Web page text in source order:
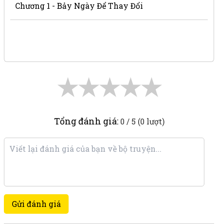
Chương 1 - Bảy Ngày Để Thay Đổi
★
★
★
★
★
Tổng đánh giá: 0 / 5 (0 lượt)
Gửi đánh giá